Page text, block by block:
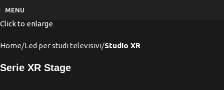
MENU
Click to enlarge
Home Led per studi televisivi Studio XR
Serie XR Stage